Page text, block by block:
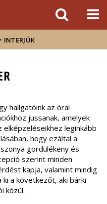
INTERJÚK
hallgatóink az órai
jussanak, amelyek
leginkább
hogy ezáltal a
gördülékeny és
szerint minden
kapja, valamint mindig
a következőt, aki bárki
közül.